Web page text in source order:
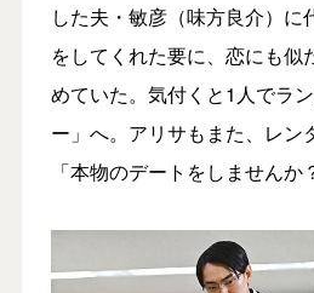
した夫・敏彦（味方良介）に
をしてくれた要に、恋にも似
めていた。気付くと1人でラ
ー」へ。アリサもまた、レン
「本物のデートをしませんか